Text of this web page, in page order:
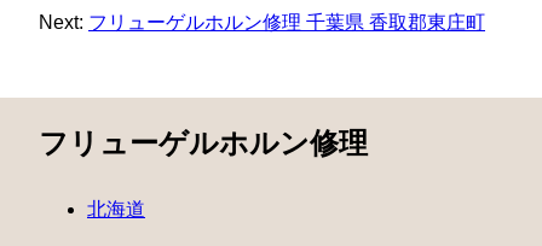
Next: フリューゲルホルン修理 千葉県 香取郡東庄町
フリューゲルホルン修理
北海道